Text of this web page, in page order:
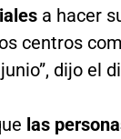
a hacer
centros
dijo el
las